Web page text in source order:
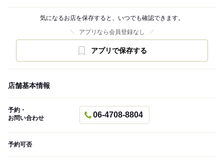
気になるお店を保存すると、いつでも確認できます。
アプリなら会員登録なし
アプリで保存する
店舗基本情報
予約・
お問い合わせ
06-4708-8804
予約可否